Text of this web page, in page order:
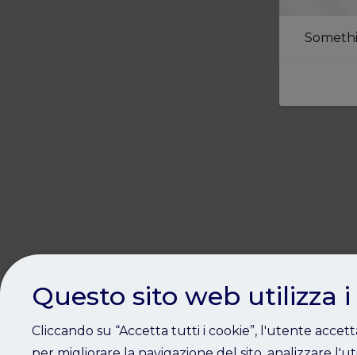
Questo sito web utilizza i
Cliccando su “Accetta tutti i cookie”, l'utente